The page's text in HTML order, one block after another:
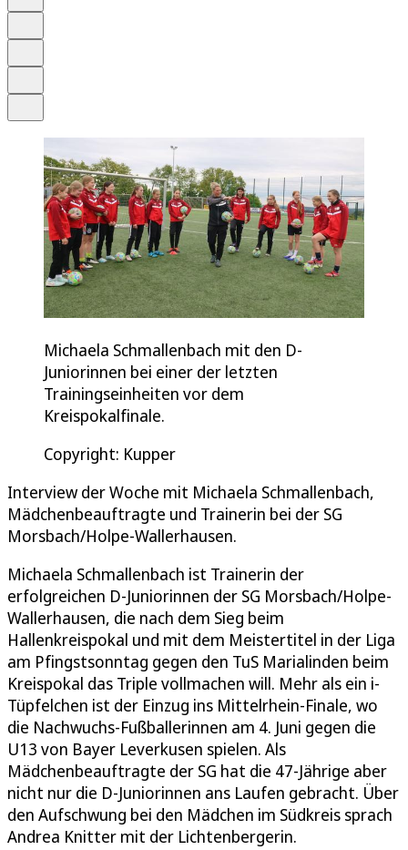
Michaela Schmallenbach mit den D-
Juniorinnen bei einer der letzten
Trainingseinheiten vor dem
Kreispokalfinale.
Copyright: Kupper
Interview der Woche mit Michaela Schmallenbach,
Mädchenbeauftragte und Trainerin bei der SG
Morsbach/Holpe-Wallerhausen.
Michaela Schmallenbach ist Trainerin der
erfolgreichen D-Juniorinnen der SG Morsbach/Holpe-
Wallerhausen, die nach dem Sieg beim
Hallenkreispokal und mit dem Meistertitel in der Liga
am Pfingstsonntag gegen den TuS Marialinden beim
Kreispokal das Triple vollmachen will. Mehr als ein i-
Tüpfelchen ist der Einzug ins Mittelrhein-Finale, wo
die Nachwuchs-Fußballerinnen am 4. Juni gegen die
U13 von Bayer Leverkusen spielen. Als
Mädchenbeauftragte der SG hat die 47-Jährige aber
nicht nur die D-Juniorinnen ans Laufen gebracht. Über
den Aufschwung bei den Mädchen im Südkreis sprach
Andrea Knitter mit der Lichtenbergerin.